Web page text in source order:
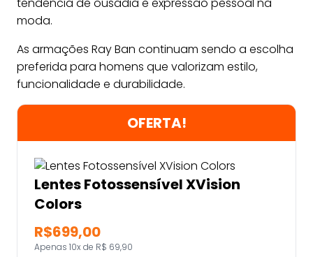
tendência de ousadia e expressão pessoal na
moda.
As armações Ray Ban continuam sendo a escolha
preferida para homens que valorizam estilo,
funcionalidade e durabilidade.
OFERTA!
Lentes Fotossensível XVision
Colors
R$699,00
Apenas 10x de R$ 69,90